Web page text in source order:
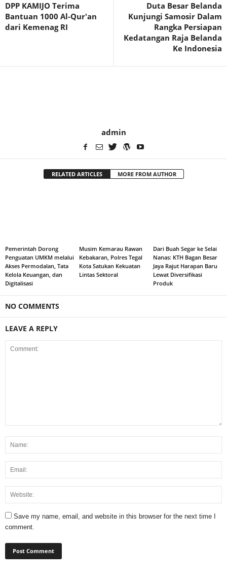
DPP KAMIJO Terima
Bantuan 1000 Al-Qur'an
dari Kemenag RI
Duta Besar Belanda
Kunjungi Samosir Dalam
Rangka Persiapan
Kedatangan Raja Belanda
Ke Indonesia
admin
RELATED ARTICLES MORE FROM AUTHOR
Pemerintah Dorong
Penguatan UMKM melalui
Akses Permodalan, Tata
Kelola Keuangan, dan
Digitalisasi
Musim Kemarau Rawan
Kebakaran, Polres Tegal
Kota Satukan Kekuatan
Lintas Sektoral
Dari Buah Segar ke Selai
Nanas: KTH Bagan Besar
Jaya Rajut Harapan Baru
Lewat Diversifikasi
Produk
NO COMMENTS
LEAVE A REPLY
Save my name, email, and website in this browser for the next time I
comment.